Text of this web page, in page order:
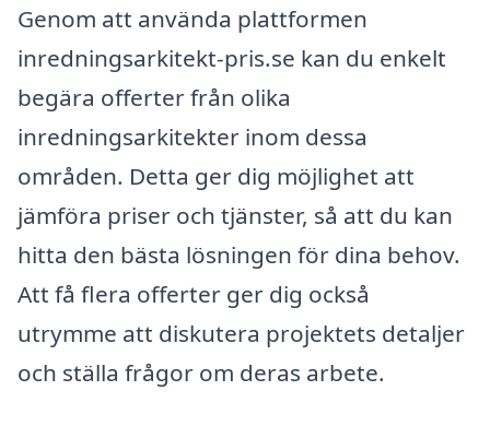
Genom att använda plattformen
inredningsarkitekt-pris.se kan du enkelt
begära offerter från olika
inredningsarkitekter inom dessa
områden. Detta ger dig möjlighet att
jämföra priser och tjänster, så att du kan
hitta den bästa lösningen för dina behov.
Att få flera offerter ger dig också
utrymme att diskutera projektets detaljer
och ställa frågor om deras arbete.